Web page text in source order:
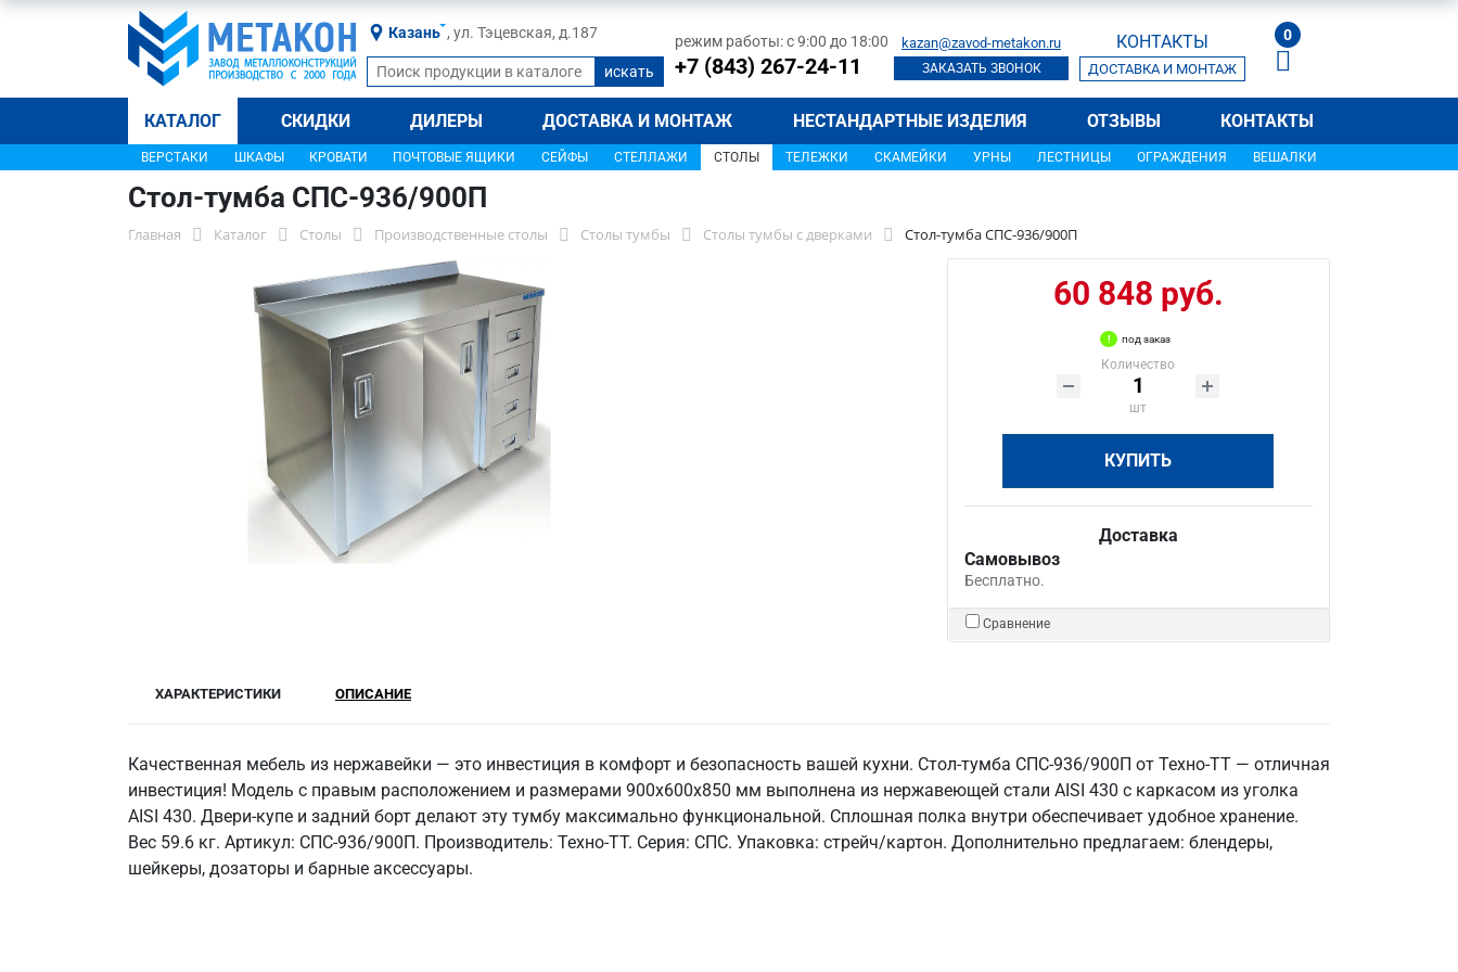
Казань , ул. Тэцевская, д.187 режим работы: с 9:00 до 18:00
+7 (843) 267-24-11
kazan@zavod-metakon.ru
ЗАКАЗАТЬ ЗВОНОК
КОНТАКТЫ
ДОСТАВКА И МОНТАЖ
0
КАТАЛОГ СКИДКИ ДИЛЕРЫ ДОСТАВКА И МОНТАЖ НЕСТАНДАРТНЫЕ ИЗДЕЛИЯ ОТЗЫВЫ КОНТАКТЫ
ВЕРСТАКИ ШКАФЫ КРОВАТИ ПОЧТОВЫЕ ЯЩИКИ СЕЙФЫ СТЕЛЛАЖИ СТОЛЫ ТЕЛЕЖКИ СКАМЕЙКИ УРНЫ ЛЕСТНИЦЫ ОГРАЖДЕНИЯ ВЕШАЛКИ
Стол-тумба СПС-936/900П
Главная Каталог Столы Производственные столы Столы тумбы Столы тумбы с дверками Стол-тумба СПС-936/900П
60 848 руб.
под заказ
Количество
шт
КУПИТЬ
Доставка
Самовывоз
Бесплатно.
Сравнение
ХАРАКТЕРИСТИКИ ОПИСАНИЕ
Качественная мебель из нержавейки — это инвестиция в комфорт и безопасность вашей кухни. Стол-тумба СПС-936/900П от Техно-ТТ — отличная
инвестиция! Модель с правым расположением и размерами 900x600x850 мм выполнена из нержавеющей стали AISI 430 с каркасом из уголка
AISI 430. Двери-купе и задний борт делают эту тумбу максимально функциональной. Сплошная полка внутри обеспечивает удобное хранение.
Вес 59.6 кг. Артикул: СПС-936/900П. Производитель: Техно-ТТ. Серия: СПС. Упаковка: стрейч/картон. Дополнительно предлагаем: блендеры,
шейкеры, дозаторы и барные аксессуары.